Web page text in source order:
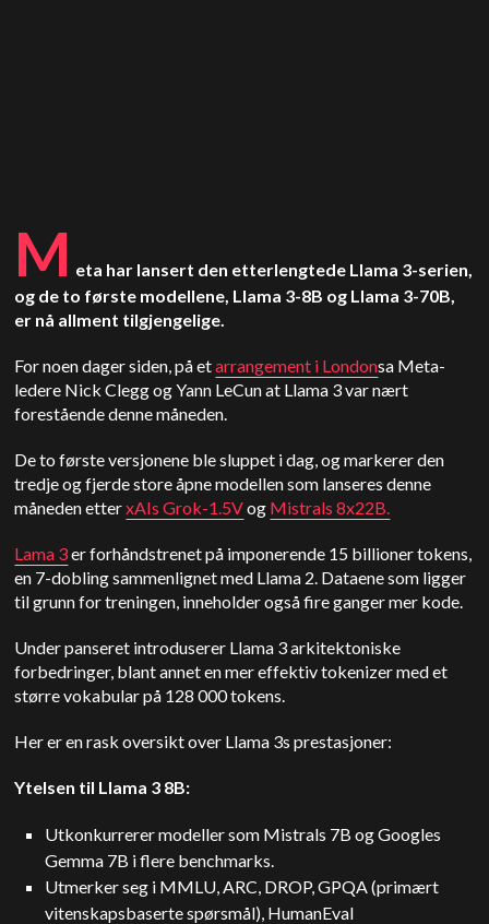
M eta har lansert den etterlengtede Llama 3-serien,
og de to første modellene, Llama 3-8B og Llama 3-70B,
er nå allment tilgjengelige.
For noen dager siden, på etarrangement i Londonsa Meta-
ledere Nick Clegg og Yann LeCun at Llama 3 var nært
forestående denne måneden.
De to første versjonene ble sluppet i dag, og markerer den
tredje og fjerde store åpne modellen som lanseres denne
måneden etterxAIs Grok-1.5Vog Mistrals 8x22B.
Lama 3er forhåndstrenet på imponerende 15 billioner tokens,
en 7-dobling sammenlignet med Llama 2. Dataene som ligger
til grunn for treningen, inneholder også fire ganger mer kode.
Under panseret introduserer Llama 3 arkitektoniske
forbedringer, blant annet en mer effektiv tokenizer med et
større vokabular på 128 000 tokens.
Her er en rask oversikt over Llama 3s prestasjoner:
Ytelsen til Llama 3 8B:
Utkonkurrerer modeller som Mistrals 7B og Googles
Gemma 7B i flere benchmarks.
Utmerker seg i MMLU, ARC, DROP, GPQA (primært
vitenskapsbaserte spørsmål), HumanEval